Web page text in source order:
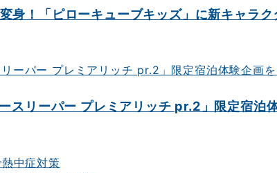
身！「ピローキューブキッズ」に新キャラク
スリーパー プレミアリッチ pr.2」限定宿泊